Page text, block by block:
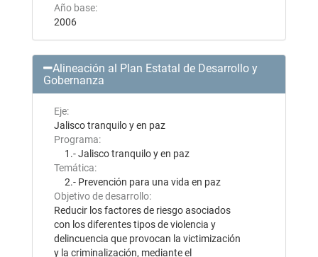
Año base:
2006
Alineación al Plan Estatal de Desarrollo y
Gobernanza
Eje:
Jalisco tranquilo y en paz
Programa:
1.- Jalisco tranquilo y en paz
Temática:
2.- Prevención para una vida en paz
Objetivo de desarrollo:
Reducir los factores de riesgo asociados
con los diferentes tipos de violencia y
delincuencia que provocan la victimización
y la criminalización, mediante el